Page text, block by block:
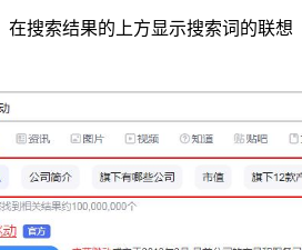
在搜索结果的上方显示搜索词的联想